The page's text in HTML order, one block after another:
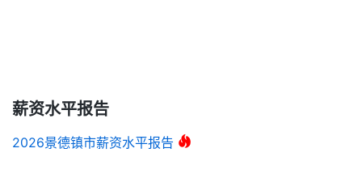
薪资水平报告
2026景德镇市薪资水平报告